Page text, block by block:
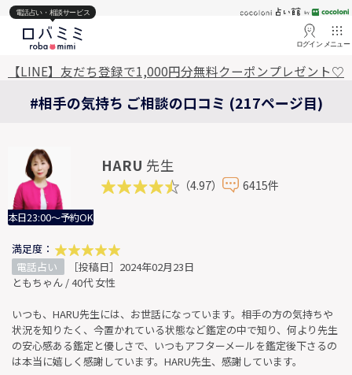
電話占い・相談サービス
ログイン メニュー
【LINE】友だち登録で1,000円分無料クーポンプレゼント♡
#相手の気持ち ご相談の口コミ (217ページ目)
本日23:00～予約OK
HARU 先生
（4.97） 6415件
満足度：
電話占い
［投稿日］2024年02月23日
ともちゃん / 40代 女性
いつも、HARU先生には、お世話になっています。相手の方の気持ちや
状況を知りたく、今置かれている状態など鑑定の中で知り、何より先生
の安心感ある鑑定と優しさで、いつもアフターメールを鑑定後下さるの
は本当に嬉しく感謝しています。HARU先生、感謝しています。